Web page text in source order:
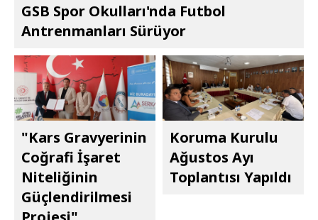
GSB Spor Okulları'nda Futbol
Antrenmanları Sürüyor
"Kars Gravyerinin
Coğrafi İşaret
Niteliğinin
Güçlendirilmesi
Koruma Kurulu
Ağustos Ayı
Toplantısı Yapıldı